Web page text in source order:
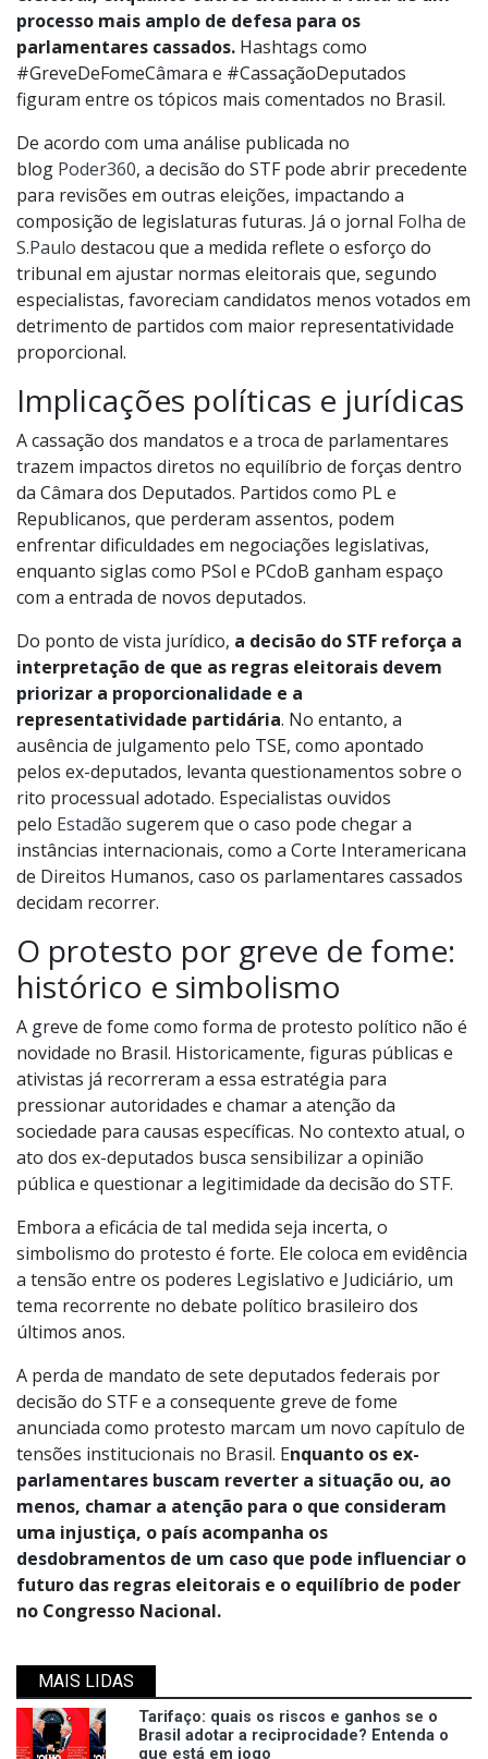
processo mais amplo de defesa para os
parlamentares cassados. Hashtags como
#GreveDeFomeCâmara e #CassaçãoDeputados
figuram entre os tópicos mais comentados no Brasil.
De acordo com uma análise publicada no
blog Poder360, a decisão do STF pode abrir precedente
para revisões em outras eleições, impactando a
composição de legislaturas futuras. Já o jornal Folha de
S.Paulo destacou que a medida reflete o esforço do
tribunal em ajustar normas eleitorais que, segundo
especialistas, favoreciam candidatos menos votados em
detrimento de partidos com maior representatividade
proporcional.
Implicações políticas e jurídicas
A cassação dos mandatos e a troca de parlamentares
trazem impactos diretos no equilíbrio de forças dentro
da Câmara dos Deputados. Partidos como PL e
Republicanos, que perderam assentos, podem
enfrentar dificuldades em negociações legislativas,
enquanto siglas como PSol e PCdoB ganham espaço
com a entrada de novos deputados.
Do ponto de vista jurídico, a decisão do STF reforça a
interpretação de que as regras eleitorais devem
priorizar a proporcionalidade e a
representatividade partidária. No entanto, a
ausência de julgamento pelo TSE, como apontado
pelos ex-deputados, levanta questionamentos sobre o
rito processual adotado. Especialistas ouvidos
pelo Estadão sugerem que o caso pode chegar a
instâncias internacionais, como a Corte Interamericana
de Direitos Humanos, caso os parlamentares cassados
decidam recorrer.
O protesto por greve de fome:
histórico e simbolismo
A greve de fome como forma de protesto político não é
novidade no Brasil. Historicamente, figuras públicas e
ativistas já recorreram a essa estratégia para
pressionar autoridades e chamar a atenção da
sociedade para causas específicas. No contexto atual, o
ato dos ex-deputados busca sensibilizar a opinião
pública e questionar a legitimidade da decisão do STF.
Embora a eficácia de tal medida seja incerta, o
simbolismo do protesto é forte. Ele coloca em evidência
a tensão entre os poderes Legislativo e Judiciário, um
tema recorrente no debate político brasileiro dos
últimos anos.
A perda de mandato de sete deputados federais por
decisão do STF e a consequente greve de fome
anunciada como protesto marcam um novo capítulo de
tensões institucionais no Brasil. Enquanto os ex-
parlamentares buscam reverter a situação ou, ao
menos, chamar a atenção para o que consideram
uma injustiça, o país acompanha os
desdobramentos de um caso que pode influenciar o
futuro das regras eleitorais e o equilíbrio de poder
no Congresso Nacional.
MAIS LIDAS
Tarifaço: quais os riscos e ganhos se o
Brasil adotar a reciprocidade? Entenda o
que está em jogo